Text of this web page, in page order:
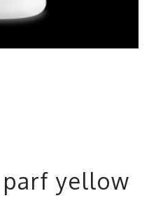
yellow